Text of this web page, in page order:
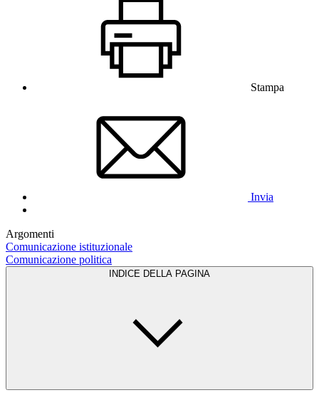
Stampa
Invia
Argomenti
Comunicazione istituzionale
Comunicazione politica
INDICE DELLA PAGINA